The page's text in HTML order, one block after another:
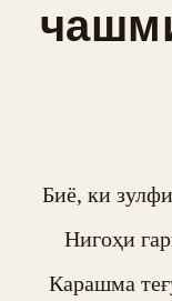
Биё, ки
Нигоҳи
Карашма